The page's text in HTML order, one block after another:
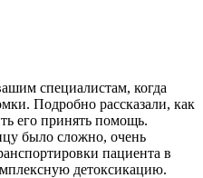
специалистам, когда
Подробно рассказали, как
его принять помощь.
было сложно, очень
пациента в
детоксикацию.